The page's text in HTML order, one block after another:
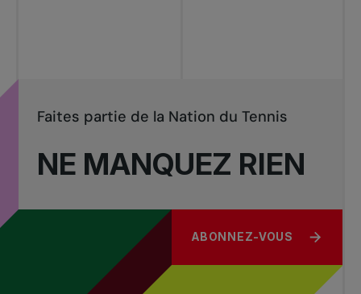
NE MANQUEZ RIEN
Faites partie de la Nation du Tennis
ABONNEZ-VOUS